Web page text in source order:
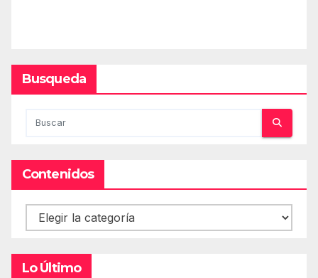
Busqueda
Contenidos
Contenidos
Lo Último